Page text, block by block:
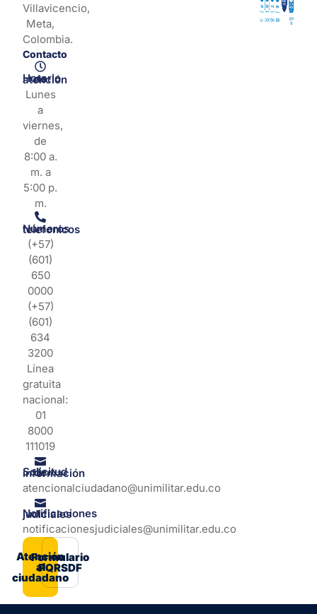
Villavicencio,
Meta,
Colombia.
Contacto
Horario de atención
Lunes
a
viernes,
de
8:00 a.
m. a
5:00 p.
m.
Números telefonicos
(+57)
(601)
650
0000
(+57)
(601)
634
3200
Línea
gratuita
nacional:
01
8000
111019
Solicitud de información
atencionalciudadano@unimilitar.edu.co
Notificaciones judiciales
notificacionesjudiciales@unimilitar.edu.co
Atención
al
ciudadano
Formulario
PQRSDF